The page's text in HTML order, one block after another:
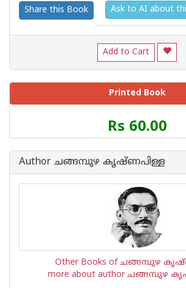
Share this Book Ask to AI about
Add to Cart
Printed Book
Price
of
Book
is
Rs 60.00
Author ചങ്ങമ്പുഴ കൃഷ്ണപിള്ള
Other Books of ചങ്ങമ്പുഴ
more about author ചങ്ങമ്പുഴ